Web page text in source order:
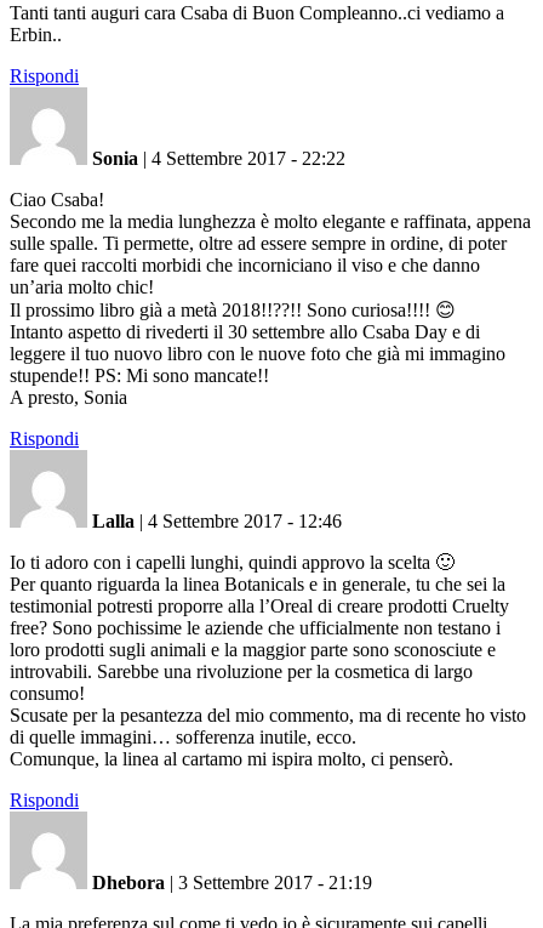
Tanti tanti auguri cara Csaba di Buon Compleanno..ci vediamo a
Erbin..
Rispondi
Sonia | 4 Settembre 2017 - 22:22
Ciao Csaba!
Secondo me la media lunghezza è molto elegante e raffinata, appena
sulle spalle. Ti permette, oltre ad essere sempre in ordine, di poter
fare quei raccolti morbidi che incorniciano il viso e che danno
un’aria molto chic!
Il prossimo libro già a metà 2018!!??!! Sono curiosa!!!! 😊
Intanto aspetto di rivederti il 30 settembre allo Csaba Day e di
leggere il tuo nuovo libro con le nuove foto che già mi immagino
stupende!! PS: Mi sono mancate!!
A presto, Sonia
Rispondi
Lalla | 4 Settembre 2017 - 12:46
Io ti adoro con i capelli lunghi, quindi approvo la scelta 🙂
Per quanto riguarda la linea Botanicals e in generale, tu che sei la
testimonial potresti proporre alla l’Oreal di creare prodotti Cruelty
free? Sono pochissime le aziende che ufficialmente non testano i
loro prodotti sugli animali e la maggior parte sono sconosciute e
introvabili. Sarebbe una rivoluzione per la cosmetica di largo
consumo!
Scusate per la pesantezza del mio commento, ma di recente ho visto
di quelle immagini… sofferenza inutile, ecco.
Comunque, la linea al cartamo mi ispira molto, ci penserò.
Rispondi
Dhebora | 3 Settembre 2017 - 21:19
La mia preferenza sul come ti vedo io è sicuramente sui capelli